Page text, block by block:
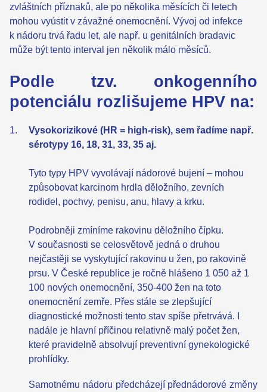
zvláštních příznaků, ale po několika měsících či letech
mohou vyústit v závažné onemocnění. Vývoj od infekce
k nádoru trvá řadu let, ale např. u genitálních bradavic
může být tento interval jen několik málo měsíců.
Podle tzv. onkogenního
potenciálu rozlišujeme HPV na:
Vysokorizikové (HR = high-risk), sem řadíme např.
sérotypy 16, 18, 31, 33, 35 aj.
Tyto typy HPV vyvolávají nádorové bujení – mohou
způsobovat karcinom hrdla děložního, zevních
rodidel, pochvy, penisu, anu, hlavy a krku.
Podrobněji zmíníme rakovinu děložního čípku.
V současnosti se celosvětově jedná o druhou
nejčastěji se vyskytující rakovinu u žen, po rakovině
prsu. V České republice je ročně hlášeno 1 050 až 1
100 nových onemocnění, 350-400 žen na toto
onemocnění zemře. Přes stále se zlepšující
diagnostické možnosti tento stav spíše přetrvává. I
nadále je hlavní příčinou relativně malý počet žen,
které pravidelně absolvují preventivní gynekologické
prohlídky.
Samotnému nádoru předcházejí přednádorové změny